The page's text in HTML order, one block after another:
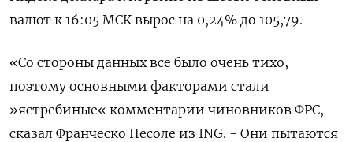
валют к 16:05 МСК вырос на 0,24% до 105,79​.
«Со стороны данных все было очень тихо,
поэтому основными факторами стали
»ястребиные« комментарии чиновников ФРС, -
сказал Франческо Песоле из ING. - Они пытаются